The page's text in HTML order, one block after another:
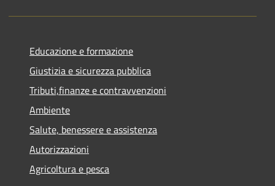
Educazione e formazione
Giustizia e sicurezza pubblica
Tributi,finanze e contravvenzioni
Ambiente
Salute, benessere e assistenza
Autorizzazioni
Agricoltura e pesca